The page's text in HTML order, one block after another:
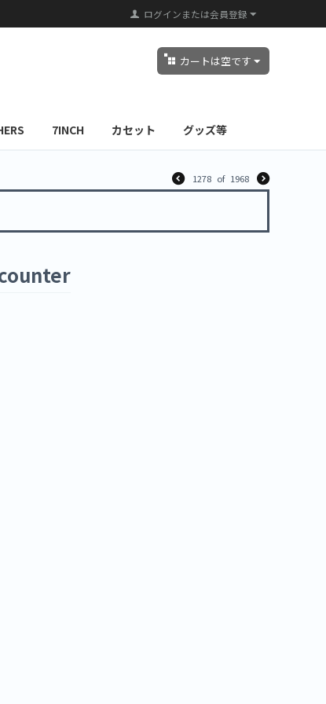
ログインまたは会員登録
カートは空です
7INCH カセット グッズ等
1278 of 1968